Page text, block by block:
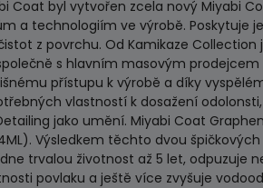
Coat byl vytvořen zcela nový Miyabi
a technologiím ve výrobě. Poskytuje
z povrchu. Od Kamikaze
s hlavním masovým
přístupu k výrobě a díky
vlastností k dosažení
jako umění. Miyabi Coat
Výsledkem těchto dvou
trvalou životnost až 5 let,
povlaku a ještě více zvyšuje